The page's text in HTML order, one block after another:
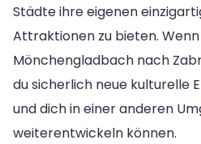
Städte ihre eigenen
Attraktionen zu bieten.
Mönchengladbach nach
du sicherlich neue kulturelle
und dich in einer anderen
weiterentwickeln können.